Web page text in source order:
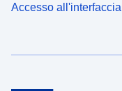
Accesso